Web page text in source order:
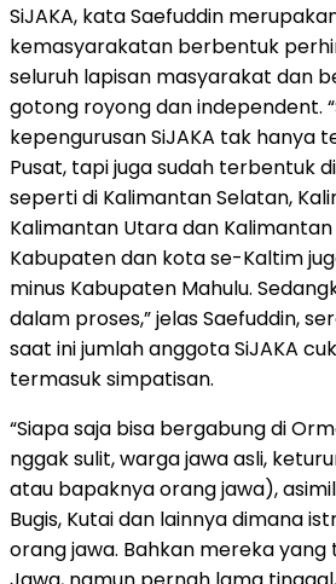
SiJAKA, kata Saefuddin
kemasyarakatan berbentuk
seluruh lapisan masyarakat dan
gotong royong dan independent.
kepengurusan SiJAKA tak hanya
Pusat, tapi juga sudah terbentuk
seperti di Kalimantan Selatan,
Kalimantan Utara dan Kalimantan
Kabupaten dan kota se-Kaltim
minus Kabupaten Mahulu.
dalam proses,” jelas Saefuddin,
saat ini jumlah anggota SiJAKA
termasuk simpatisan.
“Siapa saja bisa bergabung di
nggak sulit, warga jawa asli,
atau bapaknya orang jawa),
Bugis, Kutai dan lainnya dimana
orang jawa. Bahkan mereka